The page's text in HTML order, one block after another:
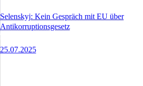
Selenskyj: Kein Gespräch mit EU über
Antikorruptionsgesetz
25.07.2025